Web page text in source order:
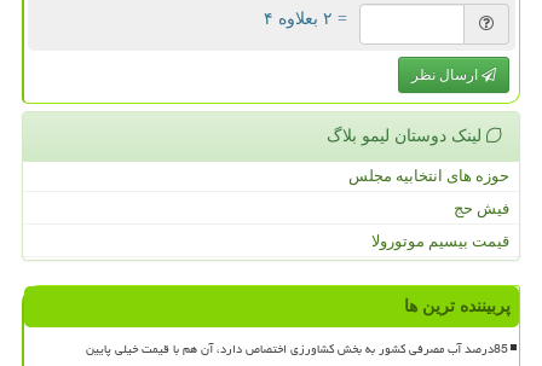
= ۲ بعلاوه ۴
ارسال نظر
لینک دوستان لیمو بلاگ
حوزه های انتخابیه مجلس
فیش حج
قیمت بیسیم موتورولا
پربیننده ترین ها
85درصد آب مصرفی کشور به بخش کشاورزی اختصاص دارد، آن هم با قیمت خیلی پایین